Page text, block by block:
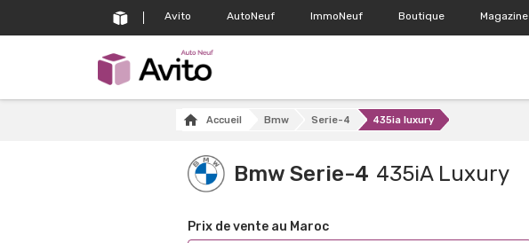
Avito AutoNeuf ImmoNeuf Boutique Magazine
Accueil Bmw Serie-4 435ia luxury
Bmw Serie-4 435iA Luxury
Prix de vente au Maroc